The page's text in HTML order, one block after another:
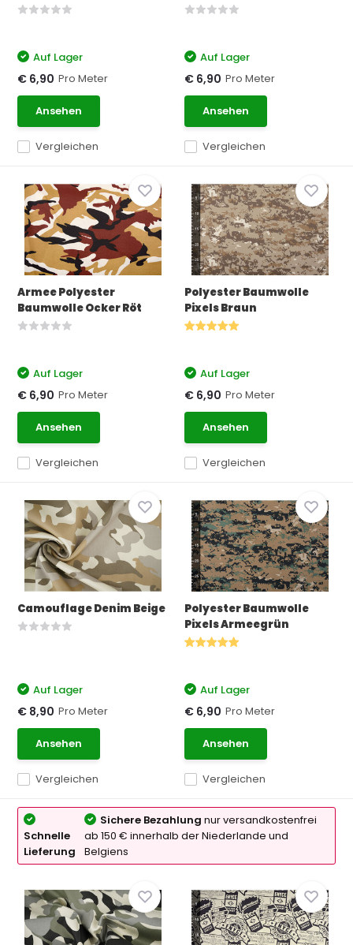
Vergleichen
Auf Lager
€ 6,90 Pro Meter
Ansehen
Vergleichen
Auf Lager
€ 6,90 Pro Meter
Ansehen
Armee Polyester
Baumwolle Ocker Röt
Vergleichen
Auf Lager
€ 6,90 Pro Meter
Ansehen
Polyester Baumwolle
Pixels Braun
Vergleichen
Auf Lager
€ 6,90 Pro Meter
Ansehen
Camouflage Denim Beige
Vergleichen
Auf Lager
€ 8,90 Pro Meter
Ansehen
Polyester Baumwolle
Pixels Armeegrün
Vergleichen
Auf Lager
€ 6,90 Pro Meter
Ansehen
Schnelle
Lieferung
Sichere Bezahlung nur versandkostenfrei
ab 150 € innerhalb der Niederlande und
Belgiens